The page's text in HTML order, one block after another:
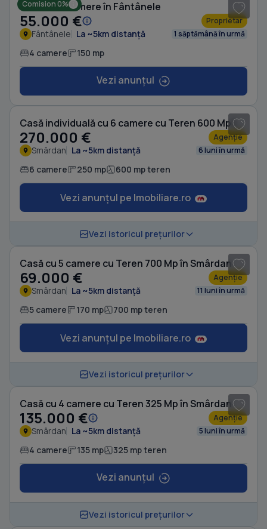
Comision 0%
Casă cu 4 camere în Fântânele
55.000 € Proprietar
Fântânele La ~5km distanță 1 săptămână în urmă
4 camere 150 mp
Vezi anunțul
Casă individuală cu 6 camere cu Teren 600 Mp în Smârdan
270.000 € Agenție
Smârdan La ~5km distanță 6 luni în urmă
6 camere 250 mp 600 mp teren
Vezi anunțul pe Imobiliare.ro
Vezi istoricul prețurilor
Casă cu 5 camere cu Teren 700 Mp în Smârdan
69.000 € Agenție
Smârdan La ~5km distanță 11 luni în urmă
5 camere 170 mp 700 mp teren
Vezi anunțul pe Imobiliare.ro
Vezi istoricul prețurilor
Casă cu 4 camere cu Teren 325 Mp în Smârdan
135.000 € Agenție
Smârdan La ~5km distanță 5 luni în urmă
4 camere 135 mp 325 mp teren
Vezi anunțul
Vezi istoricul prețurilor